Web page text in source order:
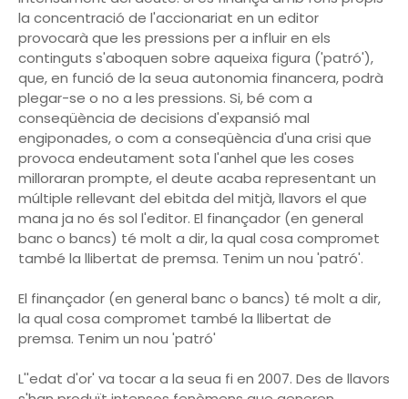
la concentració de l'accionariat en un editor
provocarà que les pressions per a influir en els
continguts s'aboquen sobre aqueixa figura ('patró'),
que, en funció de la seua autonomia financera, podrà
plegar-se o no a les pressions. Si, bé com a
conseqüència de decisions d'expansió mal
engiponades, o com a conseqüència d'una crisi que
provoca endeutament sota l'anhel que les coses
milloraran prompte, el deute acaba representant un
múltiple rellevant del ebitda del mitjà, llavors el que
mana ja no és sol l'editor. El finançador (en general
banc o bancs) té molt a dir, la qual cosa compromet
també la llibertat de premsa. Tenim un nou 'patró'.
El finançador (en general banc o bancs) té molt a dir,
la qual cosa compromet també la llibertat de
premsa. Tenim un nou 'patró'
L''edat d'or' va tocar a la seua fi en 2007. Des de llavors